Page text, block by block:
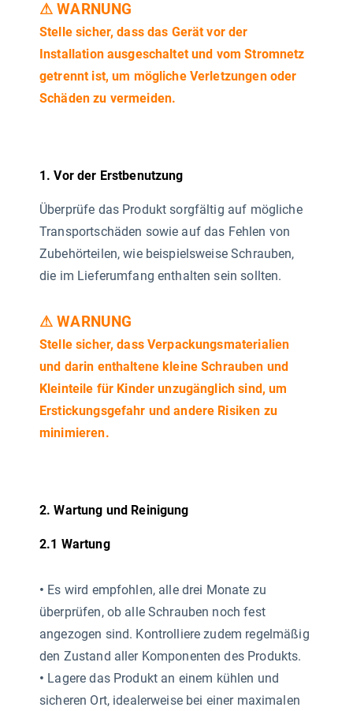
⚠ WARNUNG
Stelle sicher, dass das Gerät vor der
Installation ausgeschaltet und vom Stromnetz
getrennt ist, um mögliche Verletzungen oder
Schäden zu vermeiden.
1. Vor der Erstbenutzung
Überprüfe das Produkt sorgfältig auf mögliche
Transportschäden sowie auf das Fehlen von
Zubehörteilen, wie beispielsweise Schrauben,
die im Lieferumfang enthalten sein sollten.
⚠ WARNUNG
Stelle sicher, dass Verpackungsmaterialien
und darin enthaltene kleine Schrauben und
Kleinteile für Kinder unzugänglich sind, um
Erstickungsgefahr und andere Risiken zu
minimieren.
2. Wartung und Reinigung
2.1 Wartung
• Es wird empfohlen, alle drei Monate zu
überprüfen, ob alle Schrauben noch fest
angezogen sind. Kontrolliere zudem regelmäßig
den Zustand aller Komponenten des Produkts.
• Lagere das Produkt an einem kühlen und
sicheren Ort, idealerweise bei einer maximalen